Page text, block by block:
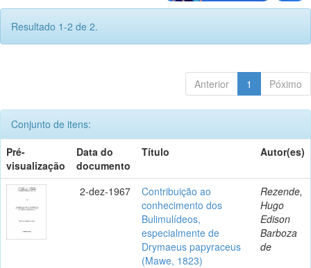
Resultado 1-2 de 2.
Anterior 1 Póximo
Conjunto de itens:
Pré-
visualização
Data do
documento
Título Autor(es)
2-dez-1967
Contribuição ao
conhecimento dos
Bulimulídeos,
especialmente de
Drymaeus papyraceus
(Mawe, 1823)
Rezende,
Hugo
Edison
Barboza
de